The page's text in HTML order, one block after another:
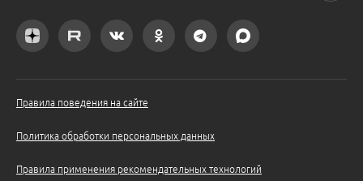
Правила поведения на сайте
Политика обработки персональных данных
Правила применения рекомендательных технологий